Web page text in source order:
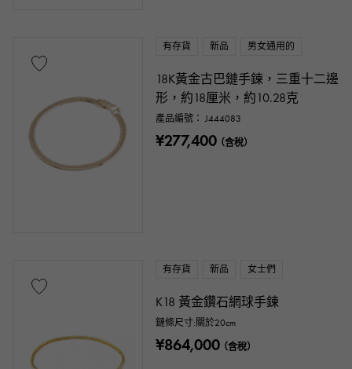
有存貨 新品 男女通用的
18K黃金古巴鏈手鍊，三重十二邊
形，約18厘米，約10.28克
產品編號： J444083
¥277,400（含稅）
有存貨 新品 女士們
K18 黃金鑽石網球手鍊
鏈條尺寸:關於20cm
¥864,000（含稅）